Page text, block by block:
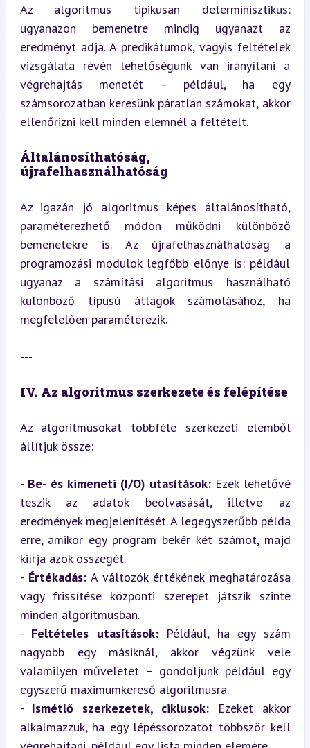
Az algoritmus tipikusan determinisztikus:
ugyanazon bemenetre mindig ugyanazt az
eredményt adja. A predikátumok, vagyis feltételek
vizsgálata révén lehetőségünk van irányítani a
végrehajtás menetét – például, ha egy
számsorozatban keresünk páratlan számokat, akkor
ellenőrizni kell minden elemnél a feltételt.
Általánosíthatóság,
újrafelhasználhatóság
Az igazán jó algoritmus képes általánosítható,
paraméterezhető módon működni különböző
bemenetekre is. Az újrafelhasználhatóság a
programozási modulok legfőbb előnye is: például
ugyanaz a számítási algoritmus használható
különböző típusú átlagok számolásához, ha
megfelelően paraméterezik.
---
IV. Az algoritmus szerkezete és felépítése
Az algoritmusokat többféle szerkezeti elemből
állítjuk össze:
- Be- és kimeneti (I/O) utasítások: Ezek lehetővé
teszik az adatok beolvasását, illetve az
eredmények megjelenítését. A legegyszerűbb példa
erre, amikor egy program bekér két számot, majd
kiírja azok összegét.
- Értékadás: A változók értékének meghatározása
vagy frissítése központi szerepet játszik szinte
minden algoritmusban.
- Feltételes utasítások: Például, ha egy szám
nagyobb egy másiknál, akkor végzünk vele
valamilyen műveletet – gondoljunk például egy
egyszerű maximumkereső algoritmusra.
- Ismétlő szerkezetek, ciklusok: Ezeket akkor
alkalmazzuk, ha egy lépéssorozatot többször kell